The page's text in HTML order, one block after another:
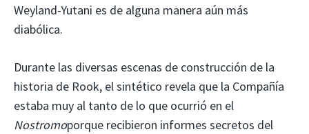
Weyland-Yutani es de alguna manera aún más
diabólica.
Durante las diversas escenas de construcción de la
historia de Rook, el sintético revela que la Compañía
estaba muy al tanto de lo que ocurrió en el
Nostromoporque recibieron informes secretos del